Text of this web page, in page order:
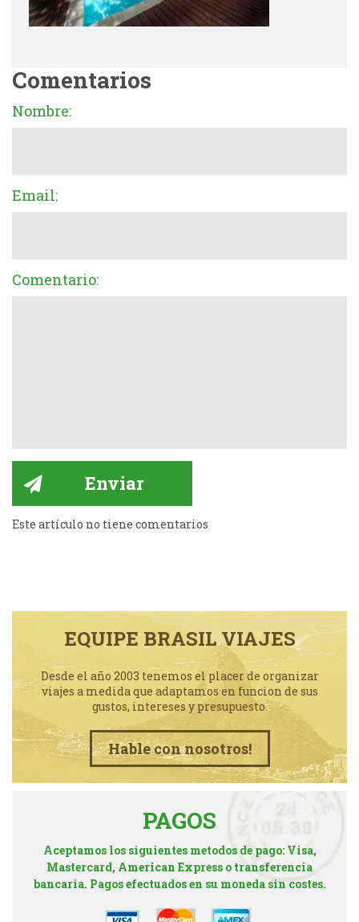
Comentarios
Nombre:
Email:
Comentario:
Este artículo no tiene comentarios
EQUIPE BRASIL VIAJES
Desde el año 2003 tenemos el placer de organizar
viajes a medida que adaptamos en funcion de sus
gustos, intereses y presupuesto.
Hable con nosotros!
PAGOS
Aceptamos los siguientes metodos de pago: Visa,
Mastercard, American Express o transferencia
bancaria. Pagos efectuados en su moneda sin costes.